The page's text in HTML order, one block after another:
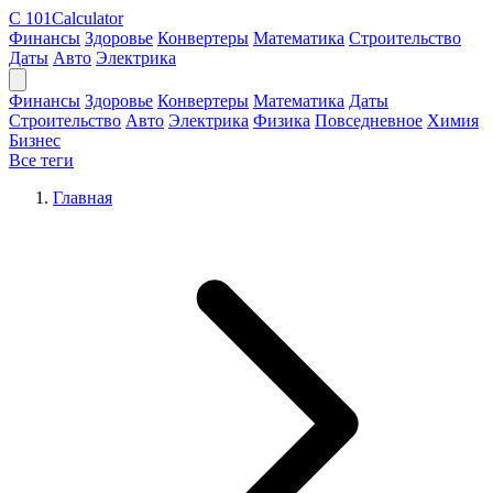
C 101Calculator
Финансы Здоровье Конвертеры Математика Строительство
Даты Авто Электрика
Финансы Здоровье Конвертеры Математика Даты
Строительство Авто Электрика Физика Повседневное Химия
Бизнес
Все теги
Главная